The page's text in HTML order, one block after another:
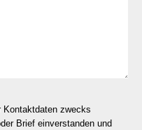
Kontaktdaten zwecks
Brief einverstanden und